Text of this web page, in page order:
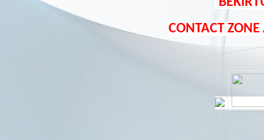
CONTACT